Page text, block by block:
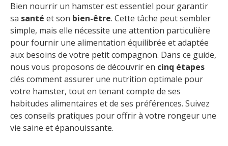
Bien nourrir un hamster est essentiel pour garantir
sa santé et son bien-être. Cette tâche peut sembler
simple, mais elle nécessite une attention particulière
pour fournir une alimentation équilibrée et adaptée
aux besoins de votre petit compagnon. Dans ce guide,
nous vous proposons de découvrir en cinq étapes
clés comment assurer une nutrition optimale pour
votre hamster, tout en tenant compte de ses
habitudes alimentaires et de ses préférences. Suivez
ces conseils pratiques pour offrir à votre rongeur une
vie saine et épanouissante.